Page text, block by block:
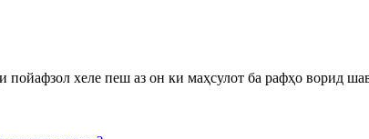
хеле пеш аз он ки маҳсулот ба рафҳо ворид